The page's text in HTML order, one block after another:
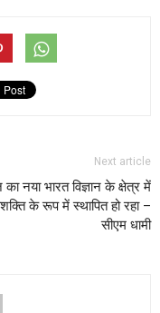
Next article
नया भारत विज्ञान के क्षेत्र में
के रूप में स्थापित हो रहा –
सीएम धामी